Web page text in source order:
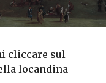
cliccare sul
locandina